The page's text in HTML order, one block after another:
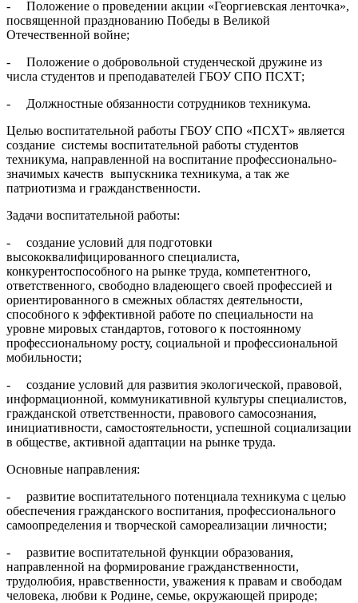
- Положение о проведении акции «Георгиевская ленточка»,
посвящен­ной празднованию Победы в Великой
Отечественной войне;
- Положение о добровольной студенческой дружине из
числа студентов и преподавателей ГБОУ СПО ПСХТ;
- Должностные обязанности сотрудников техникума.
Целью воспитательной работы ГБОУ СПО «ПСХТ» является
создание системы воспитательной работы студентов
техникума, направленной на воспитание профессионально-
значимых качеств выпускника техникума, а так же
патриотизма и гражданственности.
Задачи воспитательной работы:
- создание условий для подготовки
высококвалифицированного специалиста,
конкурентоспособного на рынке труда, компетентного,
ответственного, свободно владеющего своей профессией и
ориентированного в смежных областях деятельности,
способного к эффективной работе по специальности на
уровне мировых стандартов, готового к постоянному
профессиональному росту, социальной и профессиональной
мобильности;
- создание условий для развития экологической, правовой,
информационной, коммуникативной культуры специалистов,
гражданской ответственности, правового самосознания,
инициативности, самостоятельности, успешной социализации
в обществе, активной адаптации на рынке труда.
Основные направления:
- развитие воспитательного потенциала техникума с целью
обеспечения гражданского воспитания, профессионального
самоопределения и творческой самореализации личности;
- развитие воспитательной функции образования,
направленной на формирование гражданственности,
трудолюбия, нравственности, уважения к правам и свободам
человека, любви к Родине, семье, окружающей природе;